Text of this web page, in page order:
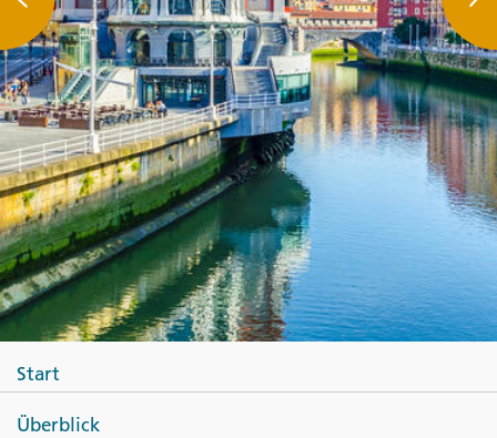
Start
Überblick